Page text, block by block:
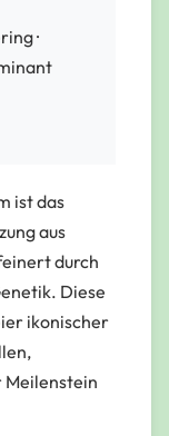
·
ist das
aus
durch
Diese
ikonischer
Meilenstein